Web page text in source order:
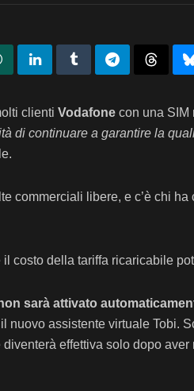
clienti Vodafone con una SIM
di continuare a garantire la
commerciali libere, e c’è chi
costo della tariffa ricaricabile
sarà attivato
nuovo assistente virtuale Tobi.
effettiva solo dopo